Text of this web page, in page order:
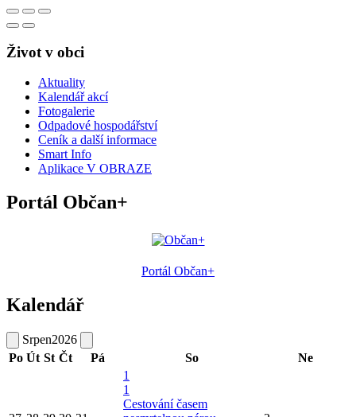
Život v obci
Aktuality
Kalendář akcí
Fotogalerie
Odpadové hospodářství
Ceník a další informace
Smart Info
Aplikace V OBRAZE
Portál Občan+
Portál Občan+
Kalendář
Srpen2026
Po Út St Čt Pá So Ne
1
1
Cestování časem